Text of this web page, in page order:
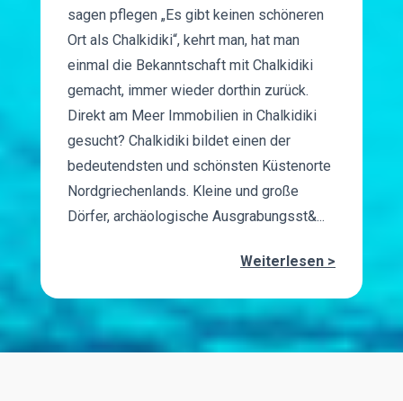
sagen pflegen „Es gibt keinen schöneren
Ort als Chalkidiki“, kehrt man, hat man
einmal die Bekanntschaft mit Chalkidiki
gemacht, immer wieder dorthin zurück.
Direkt am Meer Immobilien in Chalkidiki
gesucht? Chalkidiki bildet einen der
bedeutendsten und schönsten Küstenorte
Nordgriechenlands. Kleine und große
Dörfer, archäologische Ausgrabungsst&...
Weiterlesen >